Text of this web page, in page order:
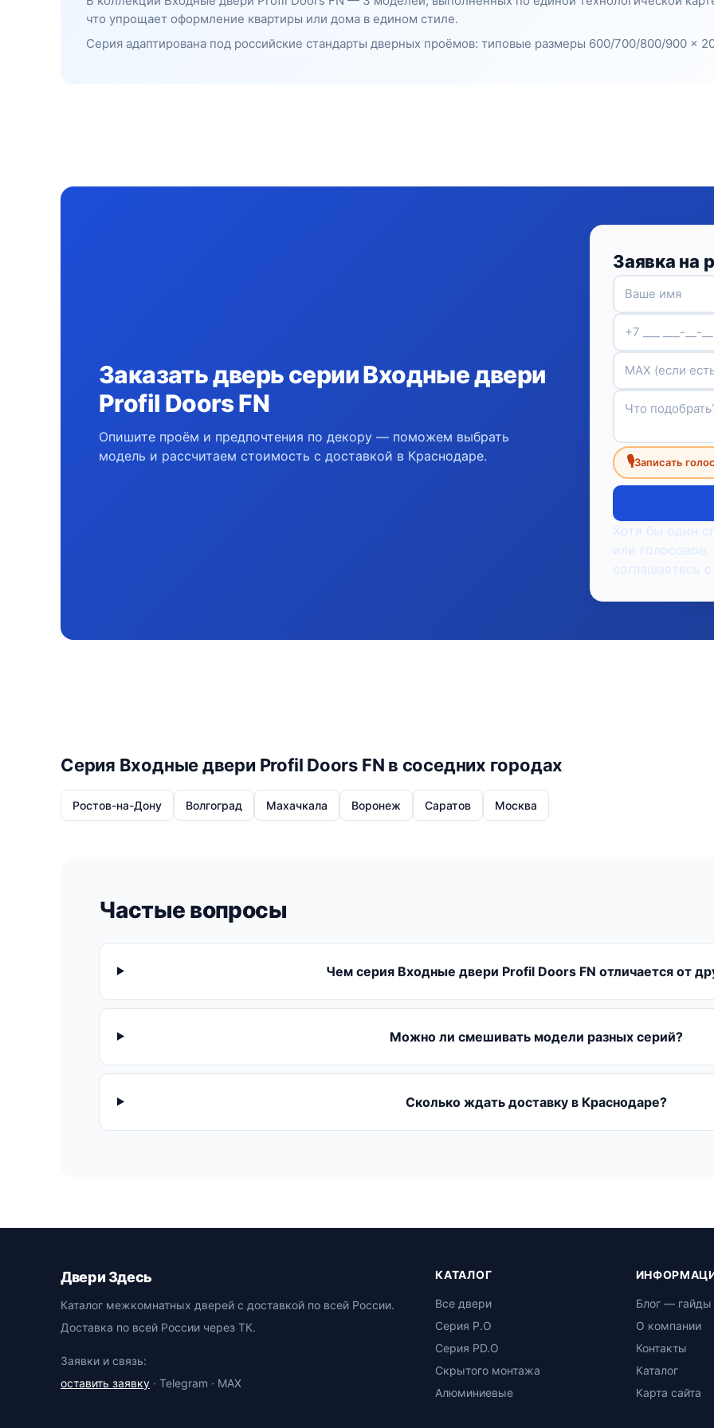
что упрощает оформление квартиры или дома в едином стиле.
Серия адаптирована под российские стандарты дверных проёмов: типовые размеры 600/700/800/900 ×
Заказать дверь серии Входные двери
Profil Doors FN
Опишите проём и предпочтения по декору — поможем выбрать
модель и рассчитаем стоимость с доставкой в Краснодаре.
Заявка на
🎙Записать
Хотя бы один
или
соглашаетесь
Серия Входные двери Profil Doors FN в соседних городах
Ростов-на-Дону Волгоград Махачкала Воронеж Саратов Москва
Частые вопросы
Чем серия Входные двери Profil Doors FN отличается от
Можно ли смешивать модели разных серий?
Сколько ждать доставку в Краснодаре?
Двери Здесь
Каталог межкомнатных дверей с доставкой по всей России.
Доставка по всей России через ТК.
Заявки и связь:
оставить заявку · Telegram · MAX
КАТАЛОГ
Все двери
Серия P.O
Серия PD.O
Скрытого монтажа
Алюминиевые
Блог — гайды
О компании
Контакты
Каталог
Карта сайта